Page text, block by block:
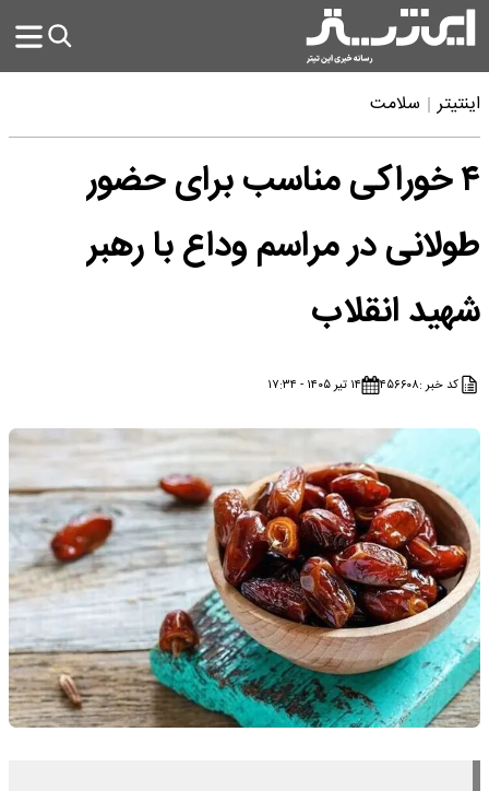
اینتیتر سلامت
۴ خوراکی‌ مناسب برای حضور
طولانی در مراسم وداع با رهبر
شهید انقلاب
کد خبر :۴۵۶۶۰۸ ۱۴ تیر ۱۴۰۵ - ۱۷:۳۴